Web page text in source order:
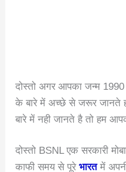
दोस्तो अगर आपका जन्म
के बारे में अच्छे से जरूर जानते
बारे में नही जानते है तो हम
दोस्तो BSNL एक सरकारी
काफी समय से पूरेभारत में